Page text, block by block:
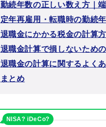
勤続年数の正しい数え方｜
定年再雇用・転職時の勤続
退職金にかかる税金の計算
退職金計算で損しないため
退職金の計算に関するよく
まとめ
NISA? iDeCo?